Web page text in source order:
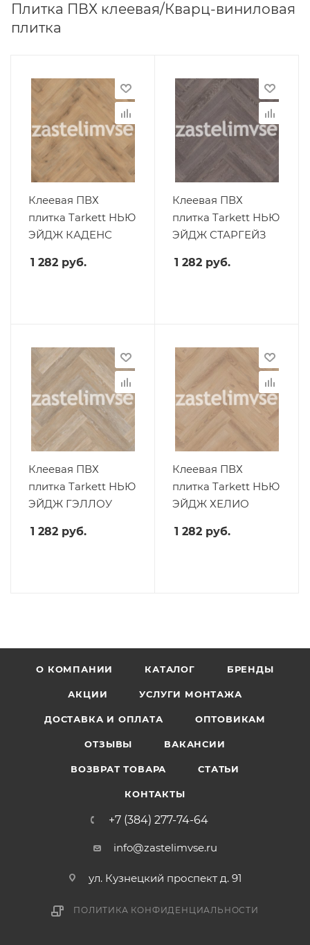
Плитка ПВХ клеевая/Кварц-виниловая
плитка
Клеевая ПВХ
плитка Tarkett НЬЮ
ЭЙДЖ КАДЕНС
1 282 руб.
Клеевая ПВХ
плитка Tarkett НЬЮ
ЭЙДЖ СТАРГЕЙЗ
1 282 руб.
Клеевая ПВХ
плитка Tarkett НЬЮ
ЭЙДЖ ГЭЛЛОУ
1 282 руб.
Клеевая ПВХ
плитка Tarkett НЬЮ
ЭЙДЖ ХЕЛИО
1 282 руб.
О КОМПАНИИ КАТАЛОГ БРЕНДЫ
АКЦИИ УСЛУГИ МОНТАЖА
ДОСТАВКА И ОПЛАТА ОПТОВИКАМ
ОТЗЫВЫ ВАКАНСИИ
ВОЗВРАТ ТОВАРА СТАТЬИ
КОНТАКТЫ
+7 (384) 277-74-64
info@zastelimvse.ru
ул. Кузнецкий проспект д. 91
ПОЛИТИКА КОНФИДЕНЦИАЛЬНОСТИ